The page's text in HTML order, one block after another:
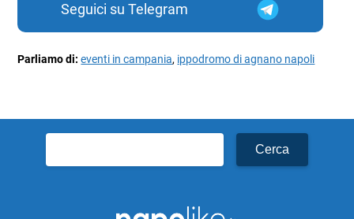
Seguici su Telegram
Parliamo di:eventi in campania, ippodromo di agnano napoli
per: